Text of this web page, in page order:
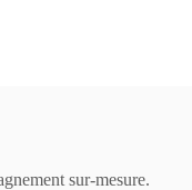
sur-mesure.